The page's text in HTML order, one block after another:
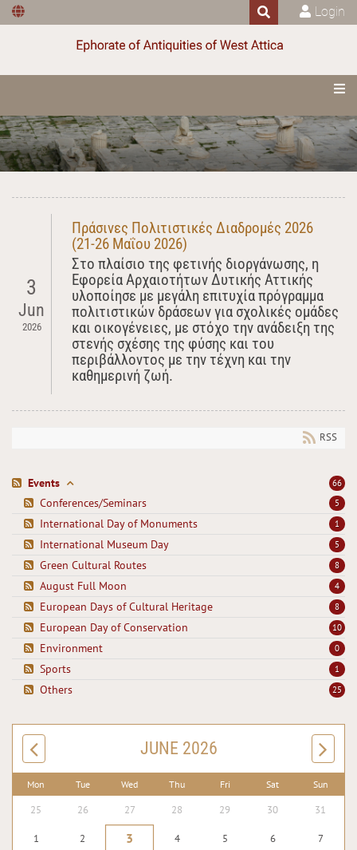
Login
3
Jun
2026
Πράσινες Πολιτιστικές Διαδρομές 2026
(21-26 Μαΐου 2026)
Στο πλαίσιο της φετινής διοργάνωσης, η
Εφορεία Αρχαιοτήτων Δυτικής Αττικής
υλοποίησε με μεγάλη επιτυχία πρόγραμμα
πολιτιστικών δράσεων για σχολικές ομάδες
και οικογένειες, με στόχο την ανάδειξη της
στενής σχέσης της φύσης και του
περιβάλλοντος με την τέχνη και την
καθημερινή ζωή.
RSS
66
Events
5
Conferences/Seminars
1
International Day of Monuments
5
International Museum Day
8
Green Cultural Routes
4
August Full Moon
8
European Days of Cultural Heritage
10
European Day of Conservation
0
Environment
1
Sports
25
Others
JUNE 2026
Mon Tue Wed Thu Fri Sat Sun
25 26 27 28 29 30 31
1 2 3 4 5 6 7